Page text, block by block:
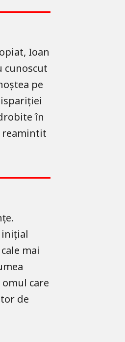
Ioan
cunoscut
pe
în
reamintit
inițial
mai
care
de